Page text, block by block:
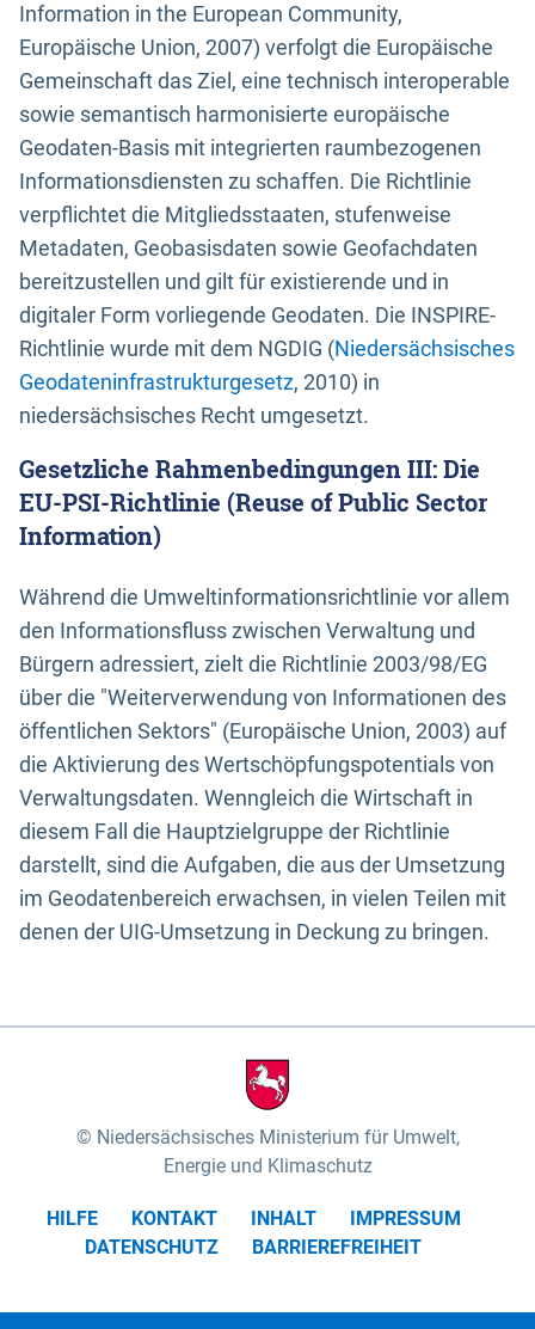
Information in the European Community,
Europäische Union, 2007) verfolgt die Europäische
Gemeinschaft das Ziel, eine technisch interoperable
sowie semantisch harmonisierte europäische
Geodaten-Basis mit integrierten raumbezogenen
Informationsdiensten zu schaffen. Die Richtlinie
verpflichtet die Mitgliedsstaaten, stufenweise
Metadaten, Geobasisdaten sowie Geofachdaten
bereitzustellen und gilt für existierende und in
digitaler Form vorliegende Geodaten. Die INSPIRE-
Richtlinie wurde mit dem NGDIG (Niedersächsisches
Geodateninfrastrukturgesetz, 2010) in
niedersächsisches Recht umgesetzt.
Gesetzliche Rahmenbedingungen III: Die
EU-PSI-Richtlinie (Reuse of Public Sector
Information)
Während die Umweltinformationsrichtlinie vor allem
den Informationsfluss zwischen Verwaltung und
Bürgern adressiert, zielt die Richtlinie 2003/98/EG
über die "Weiterverwendung von Informationen des
öffentlichen Sektors" (Europäische Union, 2003) auf
die Aktivierung des Wertschöpfungspotentials von
Verwaltungsdaten. Wenngleich die Wirtschaft in
diesem Fall die Hauptzielgruppe der Richtlinie
darstellt, sind die Aufgaben, die aus der Umsetzung
im Geodatenbereich erwachsen, in vielen Teilen mit
denen der UIG-Umsetzung in Deckung zu bringen.
Niedersächsisches Ministerium für Umwelt,
Energie und Klimaschutz
HILFE KONTAKT INHALT
IMPRESSUM
DATENSCHUTZ
BARRIEREFREIHEIT